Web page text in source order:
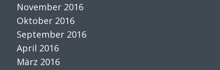
November 2016
Oktober 2016
September 2016
April 2016
März 2016